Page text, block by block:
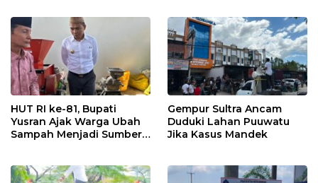
Kerakyatan
HUT RI ke-81, Bupati
Yusran Ajak Warga Ubah
Sampah Menjadi Sumber
Gempur Sultra Ancam
Duduki Lahan Puuwatu
Jika Kasus Mandek